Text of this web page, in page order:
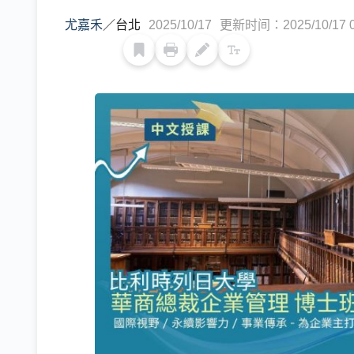
尤嘉禾 ／台北 2025/10/17 更新时间：2025/10/17